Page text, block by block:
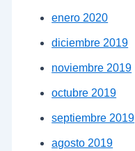
enero 2020
diciembre 2019
noviembre 2019
octubre 2019
septiembre 2019
agosto 2019